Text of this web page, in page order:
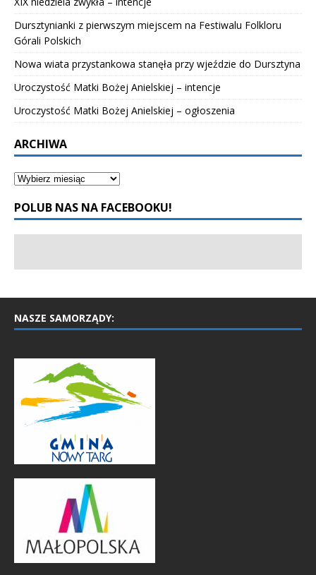
Dursztynianki z pierwszym miejscem na Festiwalu Folkloru
Górali Polskich
Nowa wiata przystankowa stanęła przy wjeździe do Dursztyna
Uroczystość Matki Bożej Anielskiej – intencje
Uroczystość Matki Bożej Anielskiej – ogłoszenia
ARCHIWA
POLUB NAS NA FACEBOOKU!
NASZE SAMORZĄDY: